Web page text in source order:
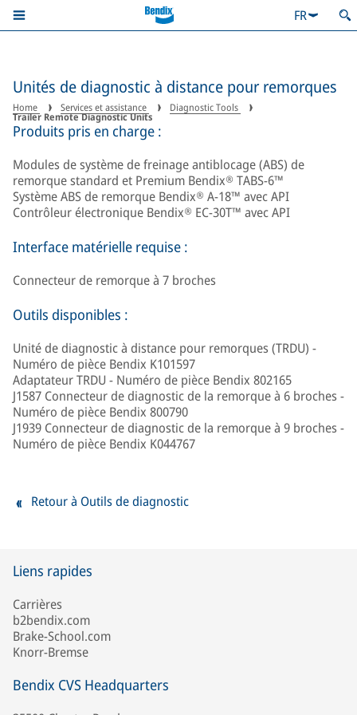
FR
Unités de diagnostic à distance pour remorques
Home Services et assistance Diagnostic Tools
Trailer Remote Diagnostic Units
Produits pris en charge :
Modules de système de freinage antiblocage (ABS) de
remorque standard et Premium Bendix® TABS-6™
Système ABS de remorque Bendix® A-18™ avec API
Contrôleur électronique Bendix® EC-30T™ avec API
Interface matérielle requise :
Connecteur de remorque à 7 broches
Outils disponibles :
Unité de diagnostic à distance pour remorques (TRDU) -
Numéro de pièce Bendix K101597
Adaptateur TRDU - Numéro de pièce Bendix 802165
J1587 Connecteur de diagnostic de la remorque à 6 broches -
Numéro de pièce Bendix 800790
J1939 Connecteur de diagnostic de la remorque à 9 broches -
Numéro de pièce Bendix K044767
Retour à Outils de diagnostic
Liens rapides
Carrières
b2bendix.com
Brake-School.com
Knorr-Bremse
Bendix CVS Headquarters